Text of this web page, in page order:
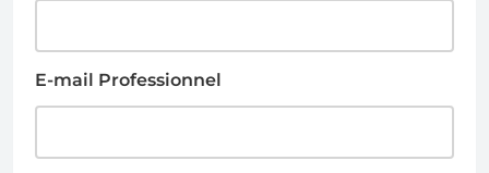
E-mail Professionnel